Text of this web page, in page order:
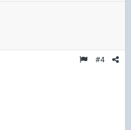
#4